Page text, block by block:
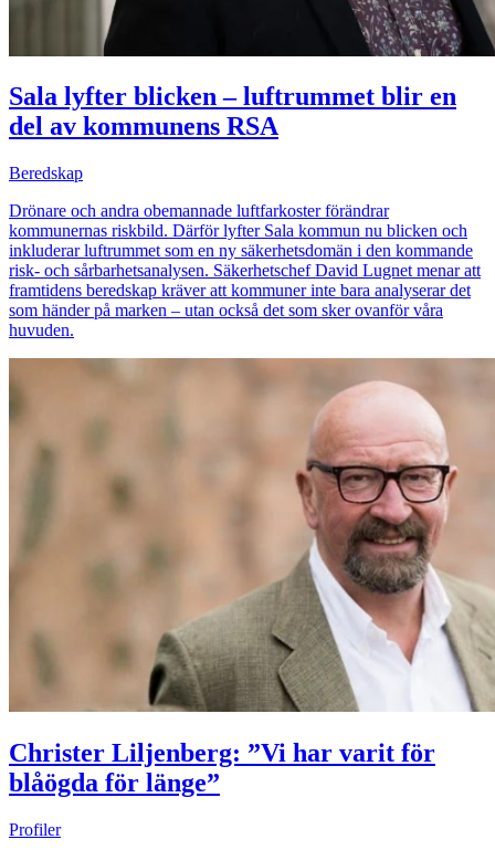
Sala lyfter blicken – luftrummet blir en
del av kommunens RSA
Beredskap
Drönare och andra obemannade luftfarkoster förändrar
kommunernas riskbild. Därför lyfter Sala kommun nu blicken och
inkluderar luftrummet som en ny säkerhetsdomän i den kommande
risk- och sårbarhetsanalysen. Säkerhetschef David Lugnet menar att
framtidens beredskap kräver att kommuner inte bara analyserar det
som händer på marken – utan också det som sker ovanför våra
huvuden.
Christer Liljenberg: ”Vi har varit för
blåögda för länge”
Profiler